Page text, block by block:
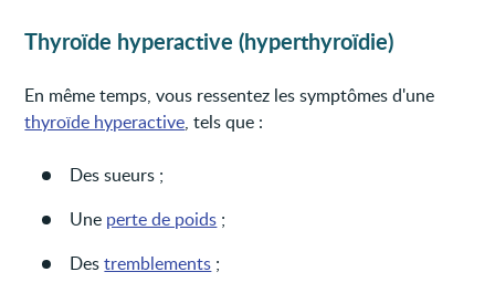
Thyroïde hyperactive (hyperthyroïdie)
En même temps, vous ressentez les symptômes d'une
thyroïde hyperactive, tels que :
Des sueurs ;
Une perte de poids ;
Destremblements ;